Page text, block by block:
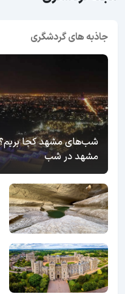
جاذبه های گردشگری
مشهد در شب